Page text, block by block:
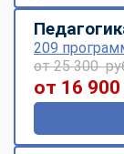
209
от 25 300
от 16